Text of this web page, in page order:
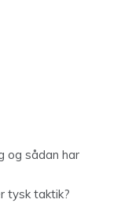
og sådan har
tysk taktik?